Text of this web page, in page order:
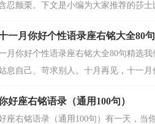
忍颤栗。下文是小编为大家推荐的莎士
一月你好个性语录座右铭大全80
月你好个性语录座右铭大全80句精选
息自己、苛求别人。十月再见，十一月
好座右铭语录（通用100句）
座右铭语录（通用100句）有一天，当